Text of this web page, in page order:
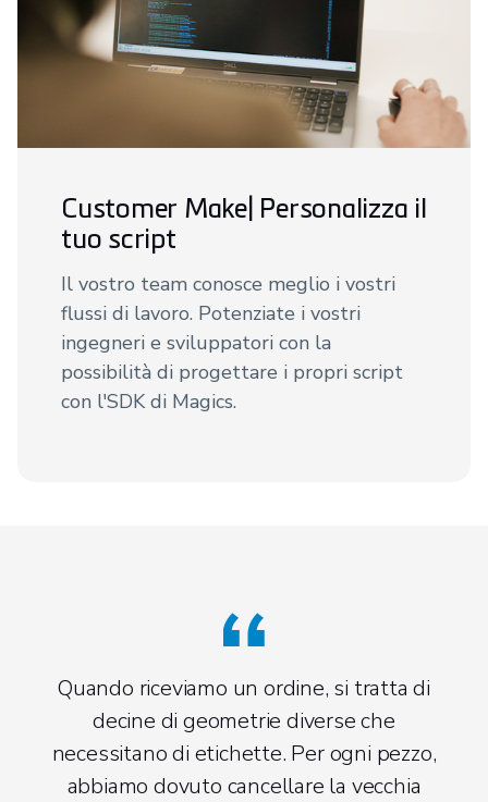
Customer Make| Personalizza il
tuo script
Il vostro team conosce meglio i vostri
flussi di lavoro. Potenziate i vostri
ingegneri e sviluppatori con la
possibilità di progettare i propri script
con l'SDK di Magics.
Quando riceviamo un ordine, si tratta di
decine di geometrie diverse che
necessitano di etichette. Per ogni pezzo,
abbiamo dovuto cancellare la vecchia